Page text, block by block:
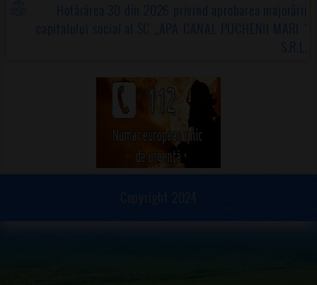
Hotărârea 30 din 2026 privind aprobarea majorării
capitalului social al SC ,,APA-CANAL PUCHENII MARI "
S.R.L.
Copyright 2024